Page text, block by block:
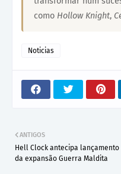
como Hollow Knight,
Noticias
ANTIGOS
Hell Clock antecipa lançamento
da expansão Guerra Maldita